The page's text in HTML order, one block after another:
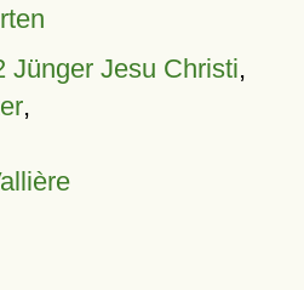
Jünger Jesu Christi,
,